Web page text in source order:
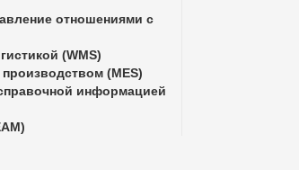
отношениями с
(WMS)
(MES)
информацией